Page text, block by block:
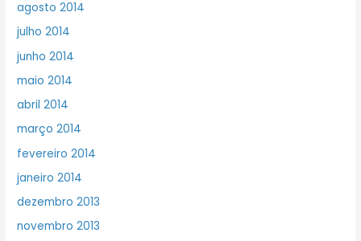
agosto 2014
julho 2014
junho 2014
maio 2014
abril 2014
março 2014
fevereiro 2014
janeiro 2014
dezembro 2013
novembro 2013